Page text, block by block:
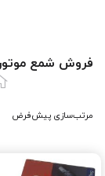
فروش شمع موتور